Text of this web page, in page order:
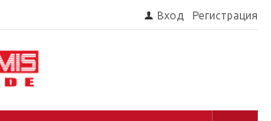
Вход Регистрация